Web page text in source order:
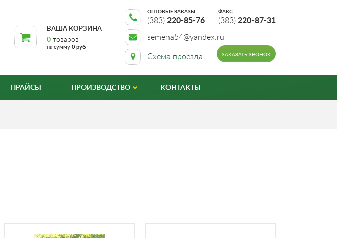
ВАША КОРЗИНА
0 товаров
на сумму 0 руб
Схема проезда
semena54@yandex.ru
ОПТОВЫЕ ЗАКАЗЫ:
(383) 220-85-76
ФАКС:
(383) 220-87-31
ЗАКАЗАТЬ ЗВОНОК
ПРАЙСЫ ПРОИЗВОДСТВО КОНТАКТЫ